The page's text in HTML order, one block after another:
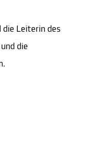
die Leiterin des
die